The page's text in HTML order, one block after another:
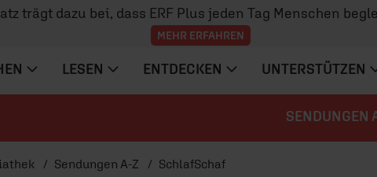
trägt dazu bei, dass ERF Plus jeden Tag Menschen
MEHR ERFAHREN
LESEN ENTDECKEN UNTERSTÜTZEN
SENDUNGEN
Sendungen A-Z SchlafSchaf